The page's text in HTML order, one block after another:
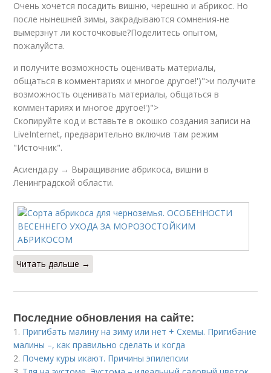
Очень хочется посадить вишню, черешню и абрикос. Но
после нынешней зимы, закрадываются сомнения-не
вымерзнут ли косточковые?Поделитесь опытом,
пожалуйста.
и получите возможность оценивать материалы,
общаться в комментариях и многое другое!')">и получите
возможность оценивать материалы, общаться в
комментариях и многое другое!')">
Скопируйте код и вставьте в окошко создания записи на
LiveInternet, предварительно включив там режим
"Источник".
Асиенда.ру → Выращивание абрикоса, вишни в
Ленинградской области.
Читать дальше →
Последние обновления на сайте:
1. Пригибать малину на зиму или нет + Схемы. Пригибание
малины –, как правильно сделать и когда
2. Почему куры икают. Причины эпилепсии